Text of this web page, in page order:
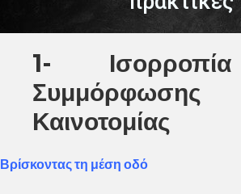
1-
Καινοτομίας
Βρίσκοντας τη μέση οδό